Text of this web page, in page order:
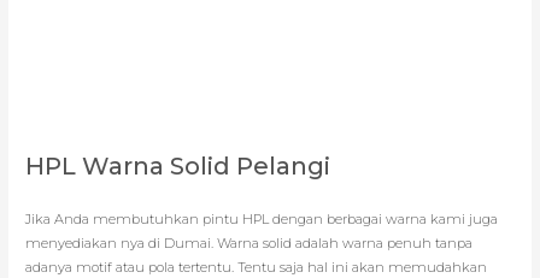
HPL Warna Solid Pelangi
Jika Anda membutuhkan pintu HPL dengan berbagai warna kami juga
menyediakan nya di Dumai. Warna solid adalah warna penuh tanpa
adanya motif atau pola tertentu. Tentu saja hal ini akan memudahkan